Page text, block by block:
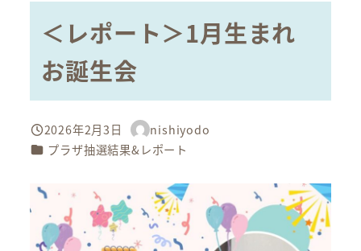
＜レポート＞1月生まれ
お誕生会
投稿日
2026年2月3日
著
者
nishiyodo
カテゴリー
プラザ抽選結果&レポート